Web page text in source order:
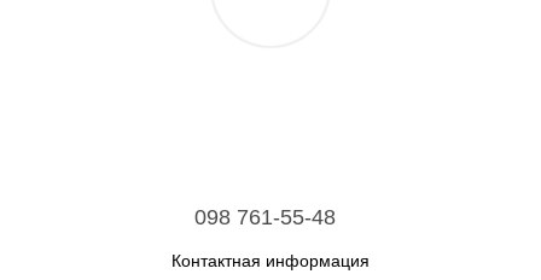
098 761-55-48
Контактная информация